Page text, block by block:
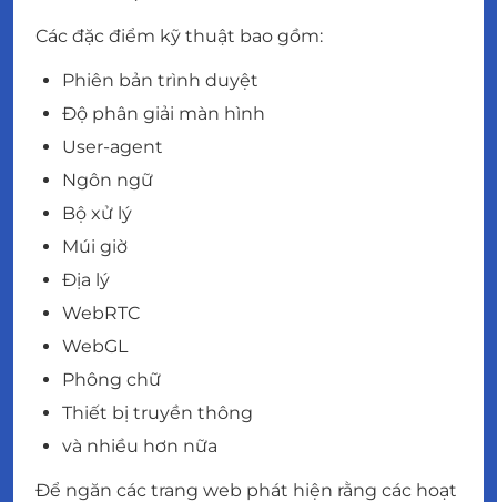
Các đặc điểm kỹ thuật bao gồm:
Phiên bản trình duyệt
Độ phân giải màn hình
User-agent
Ngôn ngữ
Bộ xử lý
Múi giờ
Địa lý
WebRTC
WebGL
Phông chữ
Thiết bị truyền thông
và nhiều hơn nữa
Để ngăn các trang web phát hiện rằng các hoạt